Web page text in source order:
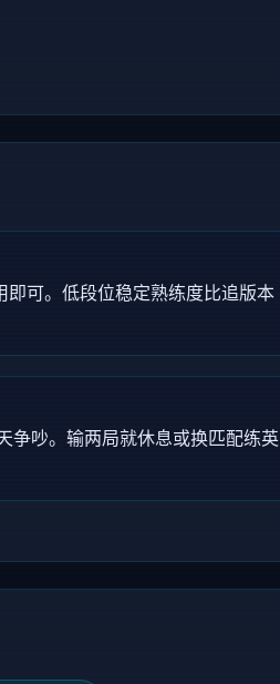
可。低段位稳定熟练度比追版本
争吵。输两局就休息或换匹配练英